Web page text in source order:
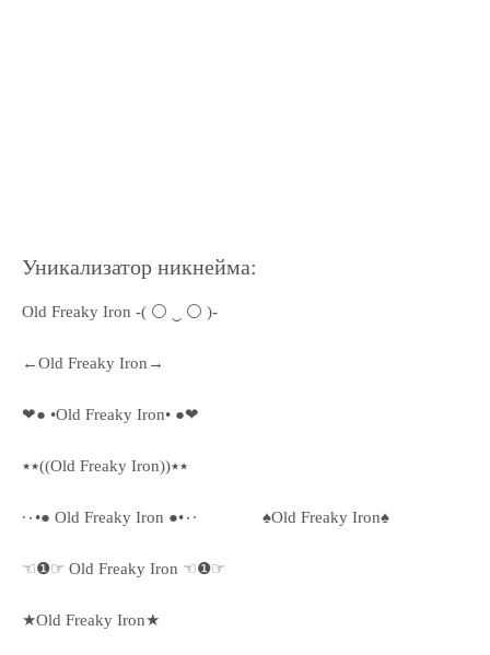
Уникализатор никнейма:
Old Freaky Iron -( ⚪ ‿ ⚪ )-
←Old Freaky Iron→
❤● •Old Freaky Iron• ●❤
٭٭((Old Freaky Iron))٭٭
·٠•● Old Freaky Iron ●•٠· ♠Old Freaky Iron♠
☜❶☞ Old Freaky Iron ☜❶☞
★Old Freaky Iron★